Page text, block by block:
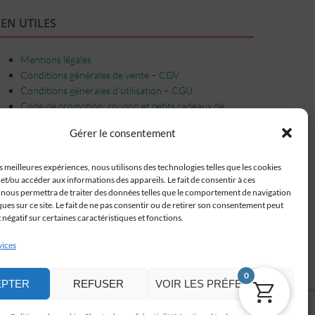
Gérer le consentement
meilleures expériences, nous utilisons des technologies telles que les cookies
ou accéder aux informations des appareils. Le fait de consentir à ces
permettra de traiter des données telles que le comportement de navigation
sur ce site. Le fait de ne pas consentir ou de retirer son consentement peut
sur certaines caractéristiques et fonctions.
REFUSER VOIR LES PRÉFÉRENCES
UTILES
Mentions légales
Conditions générales de vente – CGV
Conditions générales d’utilisation – CGU
Code de promotion, coupon et petits cadeaux de
Charte de confidentialité
Emballage, livraison et suivi de vos commandes
Nous contacter
Politique de cookies (UE)
0